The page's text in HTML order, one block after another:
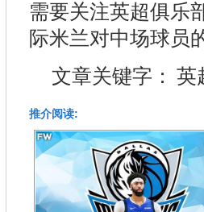
需要关注英超俱乐
际米兰对中场球员
文章关键字： 英
推介阅读: